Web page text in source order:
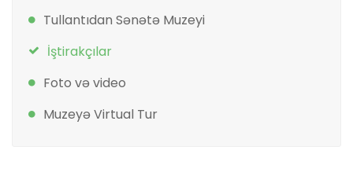
Tullantıdan Sənətə Muzeyi
İştirakçılar
Foto və video
Muzeyə Virtual Tur